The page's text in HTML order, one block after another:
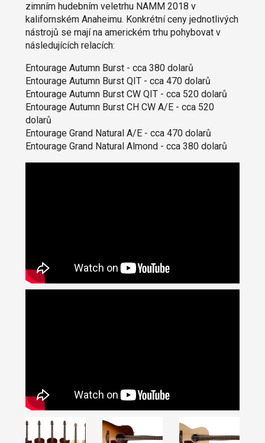
zimním hudebním veletrhu NAMM 2018 v
kalifornském Anaheimu. Konkrétní ceny jednotlivých
nástrojů se mají na americkém trhu pohybovat v
následujících relacích:
Entourage Autumn Burst - cca 380 dolarů
Entourage Autumn Burst QIT - cca 470 dolarů
Entourage Autumn Burst CW QIT - cca 520 dolarů
Entourage Autumn Burst CH CW A/E - cca 520
dolarů
Entourage Grand Natural A/E - cca 470 dolarů
Entourage Grand Natural Almond - cca 380 dolarů